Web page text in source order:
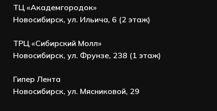
ТЦ «Академгородок»
Новосибирск, ул. Ильича, 6 (2 этаж)
ТРЦ «Сибирский Молл»
Новосибирск, ул. Фрунзе, 238 (1 этаж)
Гипер Лента
Новосибирск, ул. Мясниковой, 29